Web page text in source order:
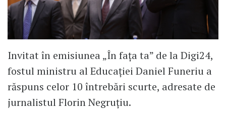
Invitat în emisiunea „În fața ta” de la Digi24,
fostul ministru al Educației Daniel Funeriu a
răspuns celor 10 întrebări scurte, adresate de
jurnalistul Florin Negruțiu.